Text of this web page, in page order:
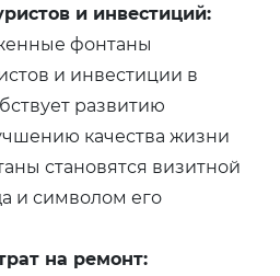
и инвестиций:
фонтаны
и инвестиции в
развитию
качества жизни
становятся визитной
и символом его
на ремонт: